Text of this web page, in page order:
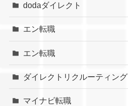
dodaダイレクト
エン転職
エン転職
ダイレクトリクルーティング
マイナビ転職